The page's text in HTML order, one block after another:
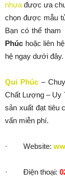
nhựa được ưa
chọn được mẫu
Bạn có thể
Phúc hoặc liên
hệ ngay dưới đây.
Qui Phúc –
Chất Lượng – Uy
sản xuất đạt tiêu
vấn miễn phí.
· Website:
· Điện thoại: